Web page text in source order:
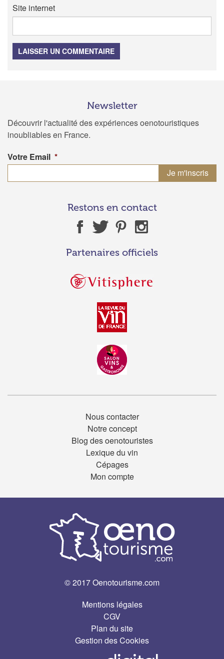
Site internet
LAISSER UN COMMENTAIRE
Newsletter
Découvrir l'actualité des expériences oenotouristiques
inoubliables en France.
Votre Email *
Restons en contact
Partenaires officiels
Nous contacter
Notre concept
Blog des oenotouristes
Lexique du vin
Cépages
Mon compte
© 2017 Oenotourisme.com
Mentions légales
CGV
Plan du site
Gestion des Cookies